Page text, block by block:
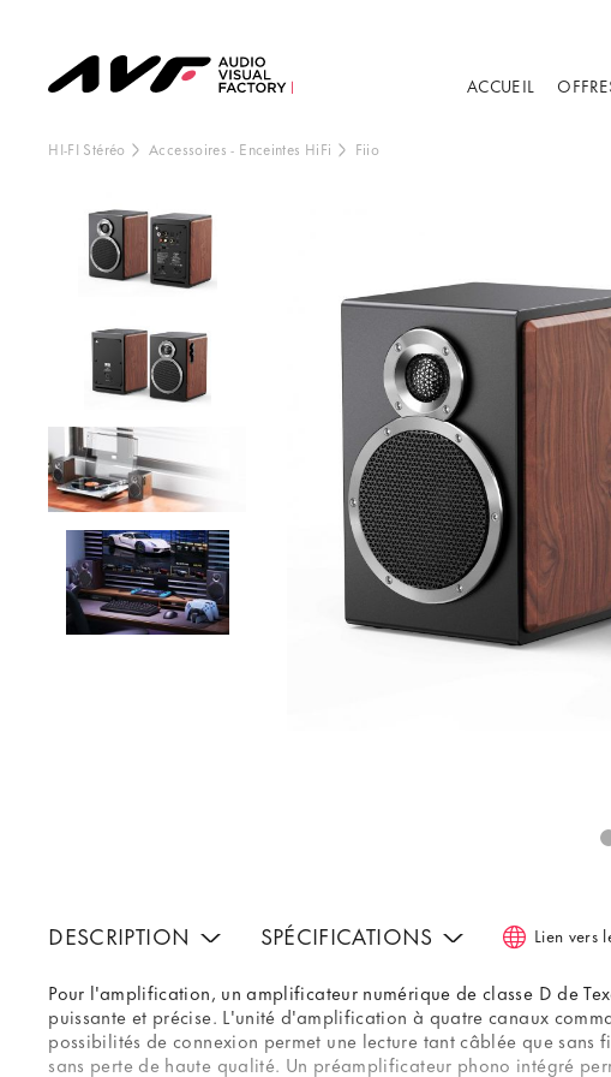
ACCUEIL
HI-FI Stéréo Accessoires - Enceintes HiFi Fiio
DESCRIPTION
Pour l'amplification, un amplificateur numérique de classe D de
puissante et précise. L'unité d'amplification à quatre canaux
possibilités de connexion permet une lecture tant câblée que
sans perte de haute qualité. Un préamplificateur phono intégré
SPÉCIFICATIONS Lien vers